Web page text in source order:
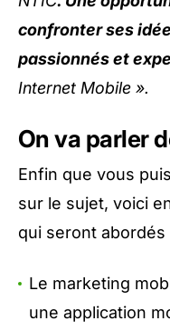
confronter ses
passionnés et
Internet Mobile ».
On va parler
Enfin que vous
sur le sujet, voici
qui seront
Le marketing
une application